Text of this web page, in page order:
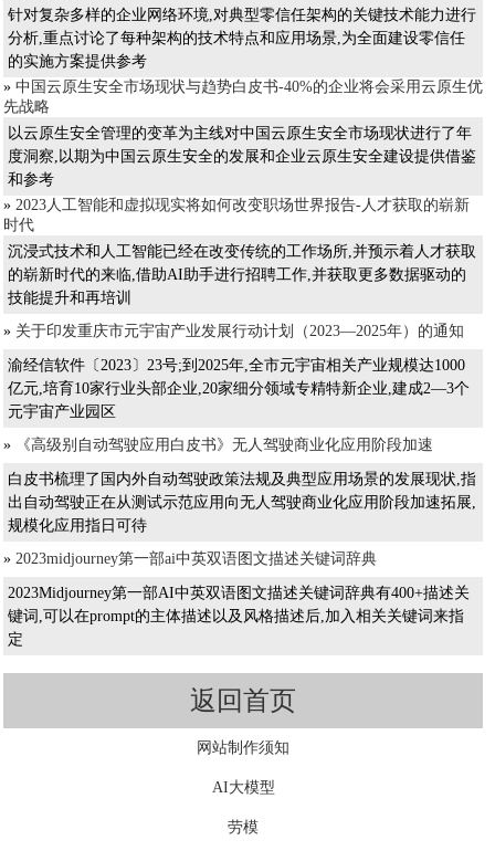
针对复杂多样的企业网络环境,对典型零信任架构的关键技术能力进行
分析,重点讨论了每种架构的技术特点和应用场景,为全面建设零信任
的实施方案提供参考
» 中国云原生安全市场现状与趋势白皮书-40%的企业将会采用云原生优
先战略
以云原生安全管理的变革为主线对中国云原生安全市场现状进行了年
度洞察,以期为中国云原生安全的发展和企业云原生安全建设提供借鉴
和参考
» 2023人工智能和虚拟现实将如何改变职场世界报告-人才获取的崭新
时代
沉浸式技术和人工智能已经在改变传统的工作场所,并预示着人才获取
的崭新时代的来临,借助AI助手进行招聘工作,并获取更多数据驱动的
技能提升和再培训
» 关于印发重庆市元宇宙产业发展行动计划（2023—2025年）的通知
渝经信软件〔2023〕23号;到2025年,全市元宇宙相关产业规模达1000
亿元,培育10家行业头部企业,20家细分领域专精特新企业,建成2—3个
元宇宙产业园区
»
《高级别自动驾驶应用白皮书》无人驾驶商业化应用阶段加速
白皮书梳理了国内外自动驾驶政策法规及典型应用场景的发展现状,指
出自动驾驶正在从测试示范应用向无人驾驶商业化应用阶段加速拓展,
规模化应用指日可待
» 2023midjourney第一部ai中英双语图文描述关键词辞典
2023Midjourney第一部AI中英双语图文描述关键词辞典有400+描述关
键词,可以在prompt的主体描述以及风格描述后,加入相关关键词来指
定
返回首页
网站制作须知
AI大模型
劳模